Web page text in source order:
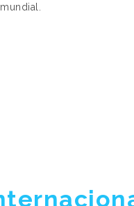
mundial.